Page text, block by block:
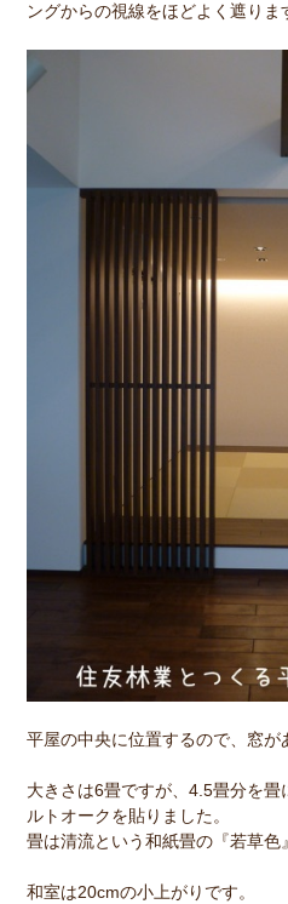
ングからの視線をほどよく遮りま
平屋の中央に位置するので、窓が
大きさは6畳ですが、4.5畳分を
ルトオークを貼りました。
畳は清流という和紙畳の『若草色
和室は20cmの小上がりです。